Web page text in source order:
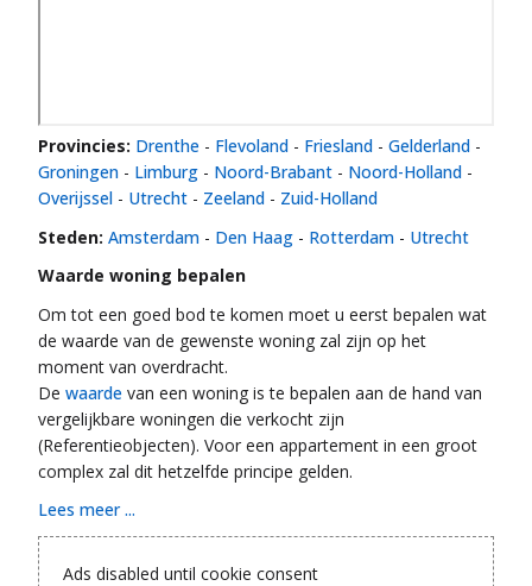
Provincies: Drenthe - Flevoland - Friesland - Gelderland -
Groningen - Limburg - Noord-Brabant - Noord-Holland -
Overijssel - Utrecht - Zeeland - Zuid-Holland
Steden: Amsterdam - Den Haag - Rotterdam - Utrecht
Waarde woning bepalen
Om tot een goed bod te komen moet u eerst bepalen wat
de waarde van de gewenste woning zal zijn op het
moment van overdracht.
De waarde van een woning is te bepalen aan de hand van
vergelijkbare woningen die verkocht zijn
(Referentieobjecten). Voor een appartement in een groot
complex zal dit hetzelfde principe gelden.
Lees meer ...
Ads disabled until cookie consent